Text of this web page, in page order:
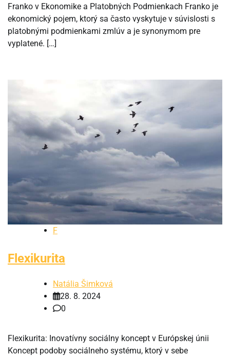
Franko v Ekonomike a Platobných Podmienkach Franko je
ekonomický pojem, ktorý sa často vyskytuje v súvislosti s
platobnými podmienkami zmlúv a je synonymom pre
vyplatené. […]
F
Flexikurita
Natália Šimková
28. 8. 2024
0
Flexikurita: Inovatívny sociálny koncept v Európskej únii
Koncept podoby sociálneho systému, ktorý v sebe